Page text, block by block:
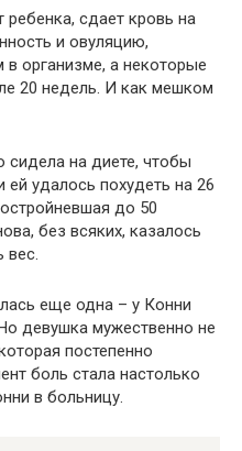
ребенка, сдает кровь на
и овуляцию,
в организме, а некоторые
20 недель. И как мешком
сидела на диете, чтобы
ей удалось похудеть на 26
до 50
без всяких, казалось
вес.
еще одна – у Конни
девушка мужественно не
постепенно
боль стала настолько
в больницу.